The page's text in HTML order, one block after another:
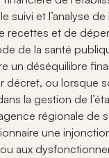
suivi et l’analyse de
recettes et de
de la santé
un déséquilibre
décret, ou lorsque
la gestion de
régionale de
une
aux